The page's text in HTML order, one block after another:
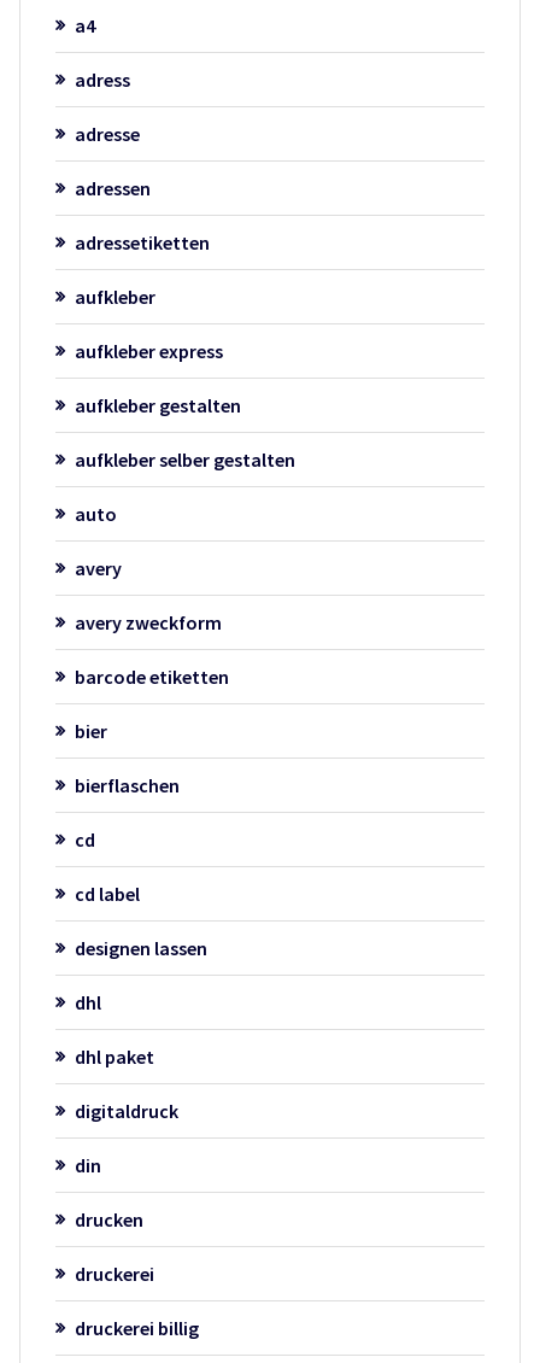
a4
adress
adresse
adressen
adressetiketten
aufkleber
aufkleber express
aufkleber gestalten
aufkleber selber gestalten
auto
avery
avery zweckform
barcode etiketten
bier
bierflaschen
cd
cd label
designen lassen
dhl
dhl paket
digitaldruck
din
drucken
druckerei
druckerei billig